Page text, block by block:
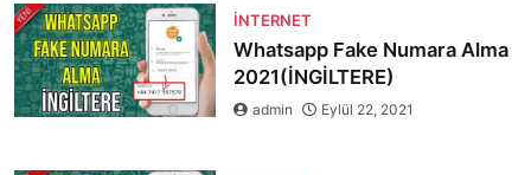
İNTERNET
Whatsapp Fake Numara Alma
2021(İNGİLTERE)
admin Eylül 22, 2021